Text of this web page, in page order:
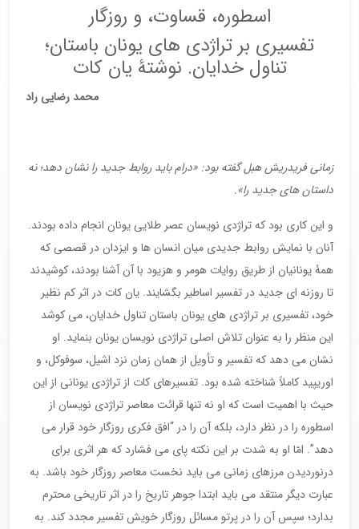
اسطوره، قساوت، و روزگار
تفسیری بر تراژدی های یونان باستان؛
تناول خدایان. نوشتۀ یان کات
محمد رضایی راد
زمانی فریدریش هبل گفته بود: «درام باید روابط جدید را نشان دهد؛ نه
داستان های جدید را».
و این کاری بود که تراژدی نویسان عصر طلایی یونان انجام داده بودند.
آنان با نمایش روابط جدیدی میان انسان ها و ایزدان در قصصی که
همۀ یونانیان از طریق روایات هومر و هزیود با آن آشنا بودند، کوشیدند
تا روزنه ای جدید در تفسیر اساطیر بگشایند. یان کات در اثر کم نظیر
خود، تفسیری بر تراژدی های یونان باستان تناول خدایان، می کوشد
این منظر را به عنوان تلاش اصلی تراژدی نویسان یونان بنماید. او
نشان می دهد که تفسیر و تأویل از همان زمان نزد اشیل، سوفوکل، و
اوریپید کاملاً شناخته شده بود. تفسیرهای کات از تراژدی یونانی از این
حیث با اهمیت است که او نه تنها قرائت معاصر تراژدی نویسان از
اسطوره را در نظر دارد، بلکه آن را در “افق فکری روزگار خود قرار می
دهد”. امّا او به شدت بر این نکته پای می فشارد که هر اثری برای
درنوردیدن مرزهای زمانی می باید نخست معاصر روزگار خود باشد. به
عبارت دیگر منتقد می باید ابتدا جوهر تاریخ را در اثر تاریخی محترم
بدارد؛ سپس آن را در پرتو مسائل روزگار خویش تفسیر مجدد کند. به